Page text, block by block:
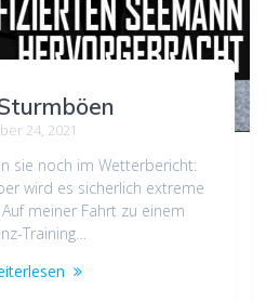
24, 2021
sie noch im Wetterbericht:
wird es sicherlich extreme
meiner Fahrt zu einem
Training…